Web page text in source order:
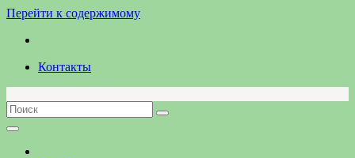
Перейти к содержимому
Контакты